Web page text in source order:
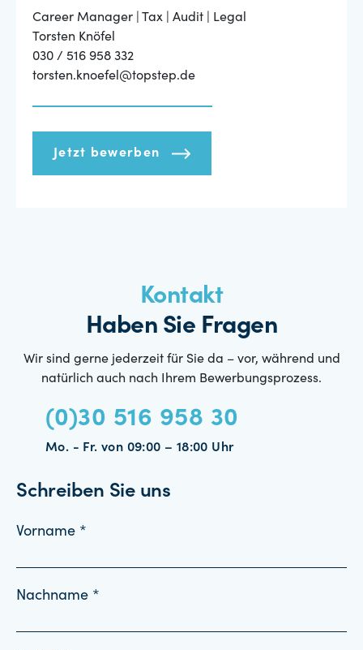
Career Manager | Tax | Audit | Legal
Torsten Knöfel
030 / 516 958 332
torsten.knoefel@topstep.de
Jetzt bewerben
Kontakt
Haben Sie Fragen
Wir sind gerne jederzeit für Sie da – vor, während und
natürlich auch nach Ihrem Bewerbungsprozess.
(0)30 516 958 30
Mo. - Fr. von 09:00 – 18:00 Uhr
Schreiben Sie uns
Vorname *
Nachname *